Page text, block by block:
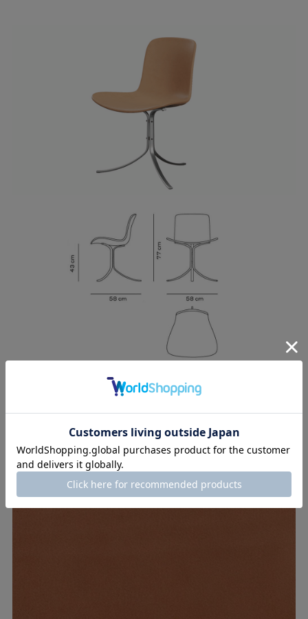
座面はカテゴリー5からお選びいただけます
▶レザーの詳細はこちらから。